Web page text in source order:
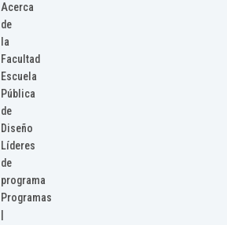
Acerca
de
la
Facultad
Escuela
Pública
de
Diseño
Líderes
de
programa
Programas